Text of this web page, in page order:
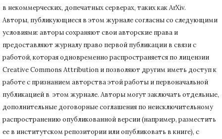
в некоммерческих, допечатных серверах, таких как ArXiv.
Авторы, публикующиеся в этом журнале согласны со следующими
условиями: авторы сохраняют свои авторские права и
предоставляют журналу право первой публикации в связи с
работой, которая одновременно распространяется по лицензии
Creative Commons Attribution и позволяют другим иметь доступ к
работе с признанием авторства этой работы и первоначальной
публикацией в этом журнале. Авторы могут заключать отдельные,
дополнительные договорные соглашения по неисключительному
распространению опубликованной версии (например, разместить
ее в институтском репозитории или опубликовать в книге), с